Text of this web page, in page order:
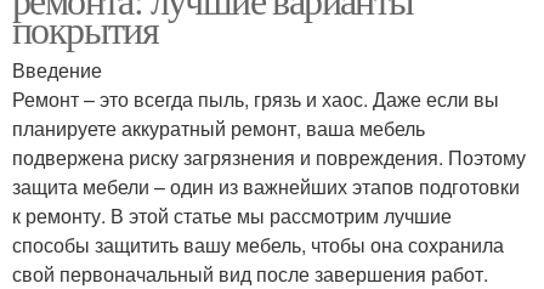
покрытия
Введение
Ремонт – это всегда пыль, грязь и хаос. Даже если вы
планируете аккуратный ремонт, ваша мебель
подвержена риску загрязнения и повреждения. Поэтому
защита мебели – один из важнейших этапов подготовки
к ремонту. В этой статье мы рассмотрим лучшие
способы защитить вашу мебель, чтобы она сохранила
свой первоначальный вид после завершения работ.